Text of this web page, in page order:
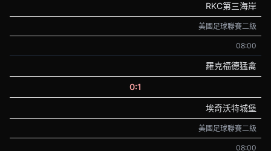
RKC第三海岸
美國足球聯賽二級
08:00
羅克福德猛禽
0:1
埃奇沃特城堡
美國足球聯賽二級
08:00